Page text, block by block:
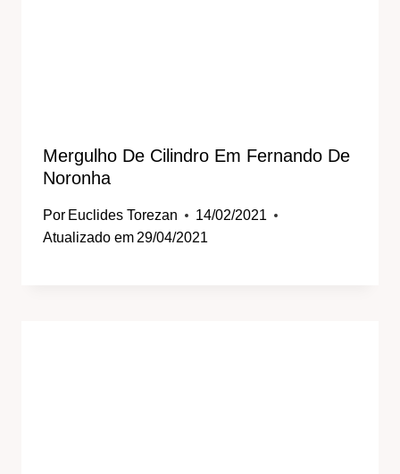
Mergulho De Cilindro Em Fernando De
Noronha
Por Euclides Torezan
14/02/2021
Atualizado em 29/04/2021